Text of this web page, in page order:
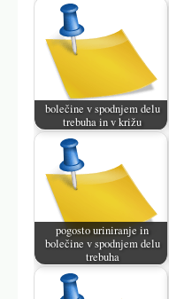
bolečine v spodnjem delu
trebuha in v križu
pogosto uriniranje in
bolečine v spodnjem delu
trebuha